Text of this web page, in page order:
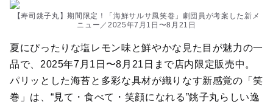
【寿司銚子丸】期間限定！「海鮮サルサ風笑巻」劇団員が考案した新メ
ニュー／2025年7月1日〜8月21日
夏にぴったりな塩レモン味と鮮やかな見た目が魅力の一
品で、2025年7月1日〜8月21日まで店内限定販売中。
パリッとした海苔と多彩な具材が織りなす新感覚の「笑
巻」は、“見て・食べて・笑顔になれる”銚子丸らしい逸